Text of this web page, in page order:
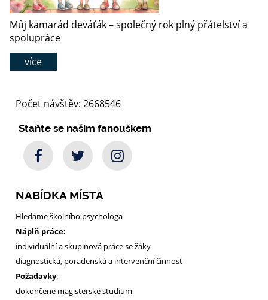
Můj kamarád deváťák – společný rok plný přátelství a
spolupráce
více
Počet návštěv: 2668546
Staňte se naším fanouškem
NABÍDKA MÍSTA
Hledáme školního psychologa
Náplň práce:
individuální a skupinová práce se žáky
diagnostická, poradenská a intervenční činnost
Požadavky:
dokončené magisterské studium